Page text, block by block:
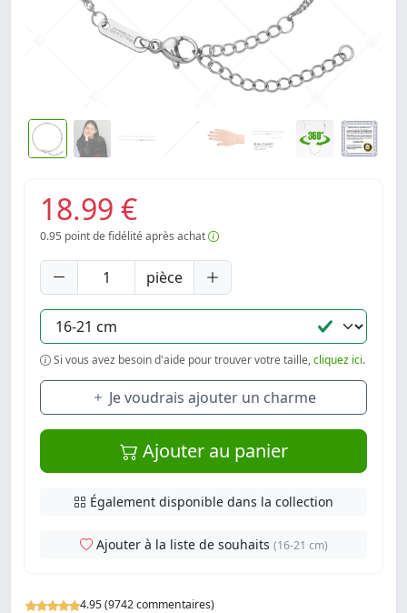
4.95 (9742 commentaires)
18.99 €
0.95 point de fidélité après achat
pièce
Si vous avez besoin d'aide pour trouver votre taille,cliquez ici.
Je voudrais ajouter un charme
Ajouter au panier
Également disponible dans la collection
Ajouter à la liste de souhaits (16-21 cm)